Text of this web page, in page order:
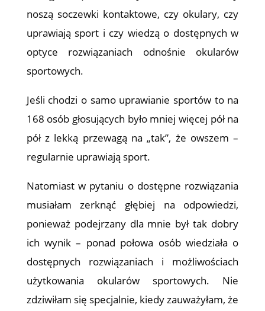
noszą soczewki kontaktowe, czy okulary, czy
uprawiają sport i czy wiedzą o dostępnych w
optyce rozwiązaniach odnośnie okularów
sportowych.
Jeśli chodzi o samo uprawianie sportów to na
168 osób głosujących było mniej więcej pół na
pół z lekką przewagą na „tak”, że owszem –
regularnie uprawiają sport.
Natomiast w pytaniu o dostępne rozwiązania
musiałam zerknąć głębiej na odpowiedzi,
ponieważ podejrzany dla mnie był tak dobry
ich wynik – ponad połowa osób wiedziała o
dostępnych rozwiązaniach i możliwościach
użytkowania okularów sportowych. Nie
zdziwiłam się specjalnie, kiedy zauważyłam, że